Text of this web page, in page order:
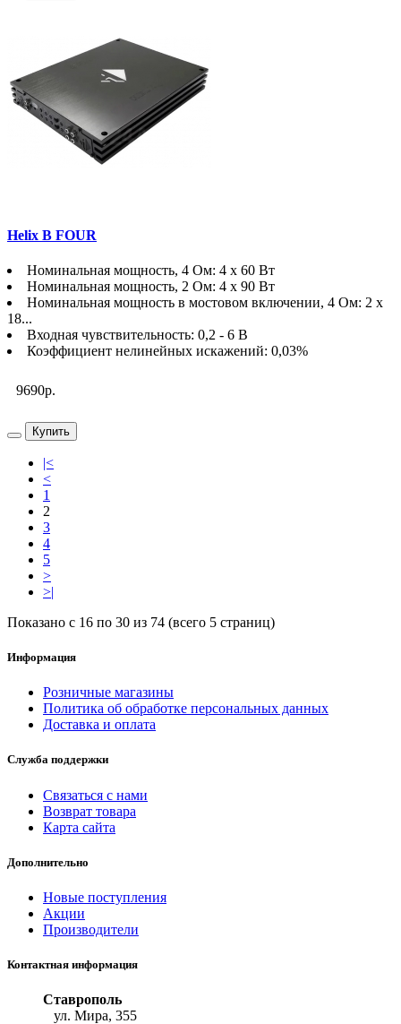
Helix B FOUR
Номинальная мощность, 4 Ом: 4 х 60 Вт
Номинальная мощность, 2 Ом: 4 х 90 Вт
Номинальная мощность в мостовом включении, 4 Ом: 2 х
18...
Входная чувствительность: 0,2 - 6 В
Коэффициент нелинейных искажений: 0,03%
9690р.
Купить
|<
<
1
2
3
4
5
>
>|
Показано с 16 по 30 из 74 (всего 5 страниц)
Информация
Розничные магазины
Политика об обработке персональных данных
Доставка и оплата
Служба поддержки
Связаться с нами
Возврат товара
Карта сайта
Дополнительно
Новые поступления
Акции
Производители
Контактная информация
Ставрополь
ул. Мира, 355